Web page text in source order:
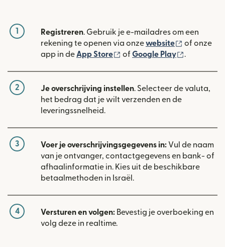
1 Registreren. Gebruik je e-mailadres om een
rekening te openen via onzewebsite (wordt
of onze
app in de App Store (wordt geopend in een
of Google Play .
2 Je overschrijving instellen. Selecteer de valuta,
het bedrag dat je wilt verzenden en de
leveringssnelheid.
3 Voer je overschrijvingsgegevens in: Vul de naam
van je ontvanger, contactgegevens en bank- of
afhaalinformatie in. Kies uit de beschikbare
betaalmethoden in Israël.
4 Versturen en volgen: Bevestig je overboeking en
volg deze in realtime.